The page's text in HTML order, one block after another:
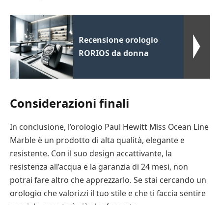
Recensione orologio
RORIOS da donna
Considerazioni finali
In conclusione, l’orologio Paul Hewitt Miss Ocean Line
Marble è un prodotto di alta qualità, elegante e
resistente. Con il suo design accattivante, la
resistenza all’acqua e la garanzia di 24 mesi, non
potrai fare altro che apprezzarlo. Se stai cercando un
orologio che valorizzi il tuo stile e che ti faccia sentire